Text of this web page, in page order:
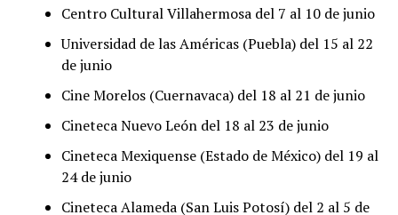
Centro Cultural Villahermosa del 7 al 10 de junio
Universidad de las Américas (Puebla) del 15 al 22
de junio
Cine Morelos (Cuernavaca) del 18 al 21 de junio
Cineteca Nuevo León del 18 al 23 de junio
Cineteca Mexiquense (Estado de México) del 19 al
24 de junio
Cineteca Alameda (San Luis Potosí) del 2 al 5 de